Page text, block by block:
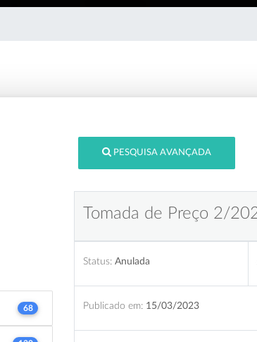
68
PESQUISA AVANÇADA
Tomada de Preço 2/
Status: Anulada
Publicado em: 15/03/2023